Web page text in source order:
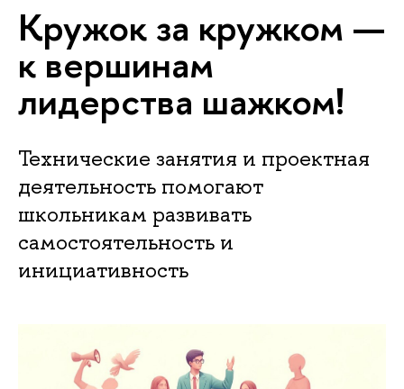
Кружок за кружком —
к вершинам
лидерства шажком!
Технические занятия и проектная
деятельность помогают
школьникам развивать
самостоятельность и
инициативность